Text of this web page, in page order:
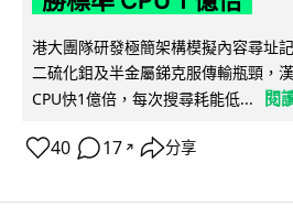
港大團隊研發極簡架構模擬內容尋址
二硫化鉬及半金屬銻克服傳輸瓶頸，
CPU快1億倍，每次搜尋耗能低...
閱
40 17 ↗ 分享